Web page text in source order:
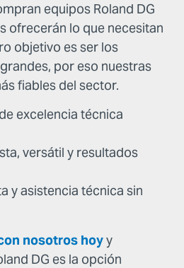
equipos Roland DG
ofrecerán lo que necesitan
objetivo es ser los
por eso nuestras
fiables del sector.
excelencia técnica
versátil y resultados
y asistencia técnica sin
nosotros hoyy
DG es la opción